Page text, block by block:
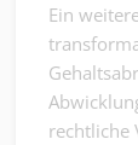
Ein
rechtliche